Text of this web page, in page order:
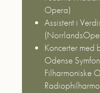
Opera)
Assistent i
Koncerter med
Odense
Filharmoniske